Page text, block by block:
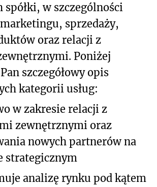
spółki, w szczególności
sprzedaży,
oraz relacji z
Poniżej
szczegółowy opis
kategorii usług:
w zakresie relacji z
zewnętrznymi oraz
nowych partnerów na
strategicznym
analizę rynku pod kątem